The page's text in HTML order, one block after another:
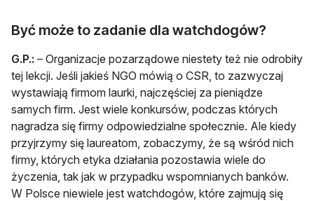
Być może to zadanie dla watchdogów?
G.P.: – Organizacje pozarządowe niestety też nie odrobiły
tej lekcji. Jeśli jakieś NGO mówią o CSR, to zazwyczaj
wystawiają firmom laurki, najczęściej za pieniądze
samych firm. Jest wiele konkursów, podczas których
nagradza się firmy odpowiedzialne społecznie. Ale kiedy
przyjrzymy się laureatom, zobaczymy, że są wśród nich
firmy, których etyka działania pozostawia wiele do
życzenia, tak jak w przypadku wspomnianych banków.
W Polsce niewiele jest watchdogów, które zajmują się